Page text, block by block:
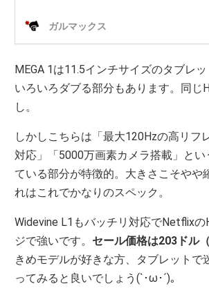
MEGA 1は11.5インチサイズのタブレ
いろいろダブる部分もあります。同じ
し。
しかしこちらは「最大120Hzの高リフ
対応」「5000万画素カメラ搭載」と
ている部分が特徴的。大きさこそやや
れはこれでかなりのスペック。
Widevine L1もバッチリ対応でNetflix
ジで強いです。 セール価格は203ドル
きめモデルが好きな方、タブレットで
ってみると良いでしょう(`･ω･´)。